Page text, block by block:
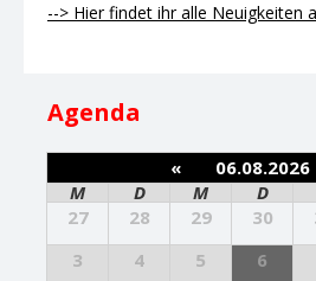
--> Hier findet ihr alle Neuigkeiten
Agenda
« 06.08.2026
M
D M D
27
28 29 30
3
4 5 6